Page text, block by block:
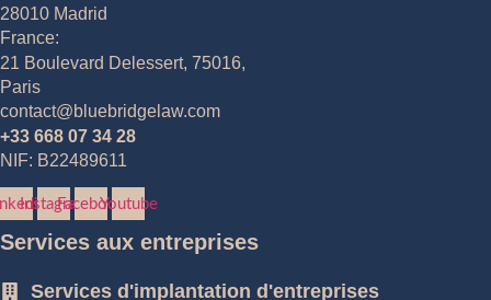
28010 Madrid
France:
21 Boulevard Delessert, 75016,
Paris
contact@bluebridgelaw.com
+33 668 07 34 28
NIF: B22489611
InstagramFacebookYoutube
Services aux entreprises
Services d'implantation d'entreprises